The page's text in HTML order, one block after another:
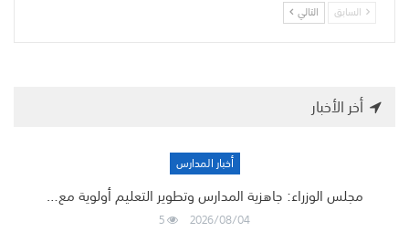
السابق التالي
أخر الأخبار
أخبار المدارس
مجلس الوزراء: جاهزية المدارس وتطوير التعليم أولوية مع…
2026/08/04
5